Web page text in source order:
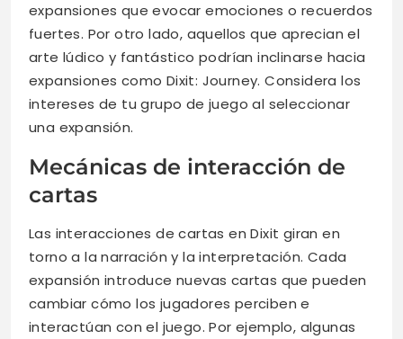
expansiones que evocar emociones o recuerdos
fuertes. Por otro lado, aquellos que aprecian el
arte lúdico y fantástico podrían inclinarse hacia
expansiones como Dixit: Journey. Considera los
intereses de tu grupo de juego al seleccionar
una expansión.
Mecánicas de interacción de
cartas
Las interacciones de cartas en Dixit giran en
torno a la narración y la interpretación. Cada
expansión introduce nuevas cartas que pueden
cambiar cómo los jugadores perciben e
interactúan con el juego. Por ejemplo, algunas